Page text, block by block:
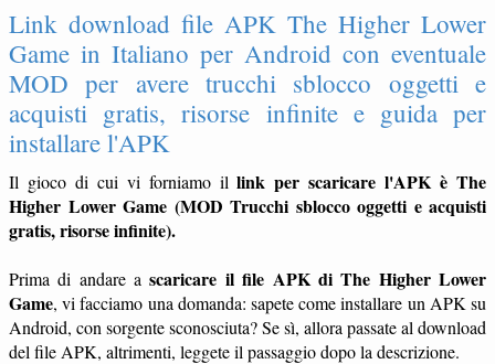
Link download file APK The Higher Lower
Game in Italiano per Android con eventuale
MOD per avere trucchi sblocco oggetti e
acquisti gratis, risorse infinite e guida per
installare l'APK
Il gioco di cui vi forniamo illink per scaricare l'APK è The
Higher Lower Game (MOD Trucchi sblocco oggetti e acquisti
gratis, risorse infinite).
Prima di andare ascaricare il file APK di The Higher Lower
Game, vi facciamo una domanda: sapete come installare un APK su
Android, con sorgente sconosciuta? Se sì, allora passate al download
del file APK, altrimenti, leggete il passaggio dopo la descrizione.